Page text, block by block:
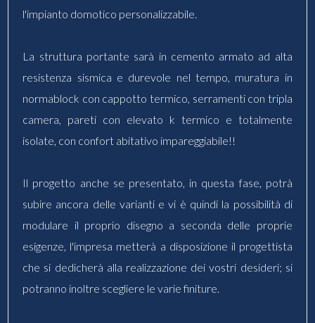
l'impianto domotico personalizzabile.
La struttura portante sarà in cemento armato ad alta
resistenza sismica e durevole nel tempo, muratura in
normablock con cappotto termico, serramenti con tripla
camera, pareti con elevato k termico e totalmente
isolate, con confort abitativo impareggiabile!!
Il progetto anche se presentato, in questa fase, potrà
subire ancora delle varianti e vi è quindi la possibilità di
modulare il proprio disegno a seconda delle proprie
esigenze, l'impresa metterà a disposizione il progettista
che si dedicherà alla realizzazione dei vostri desideri; si
potranno inoltre scegliere le varie finiture.